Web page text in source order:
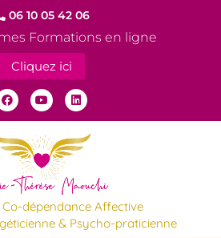
06 10 05 42 06
Formations en ligne
Cliquez ici
Co-dépendance Affective
& Psycho-praticienne